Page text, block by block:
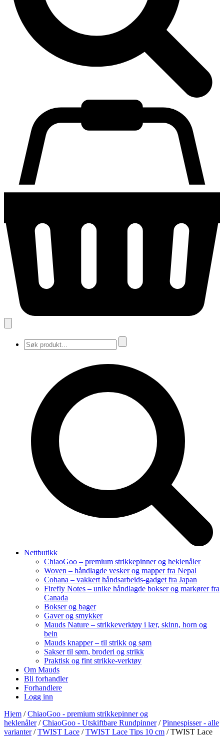
Nettbutikk
ChiaoGoo – premium strikkepinner og heklenåler
Woven – håndlagde vesker og mapper fra Nepal
Cohana – vakkert håndsarbeids-gadget fra Japan
Firefly Notes – unike håndlagde bokser og markører fra
Canada
Bokser og bager
Gaver og smykker
Mauds Nature – strikkeverktøy i lær, skinn, horn og
bein
Mauds knapper – til strikk og søm
Sakser til søm, broderi og strikk
Praktisk og fint strikke-verktøy
Om Mauds
Bli forhandler
Forhandlere
Logg inn
Hjem /ChiaoGoo - premium strikkepinner og
heklenåler/ChiaoGoo - Utskiftbare Rundpinner/Pinnespisser - alle
varianter/TWIST Lace /TWIST Lace Tips 10 cm / TWIST Lace